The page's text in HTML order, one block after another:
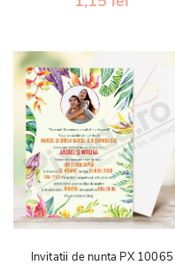
Invitatii de nunta PX 10065